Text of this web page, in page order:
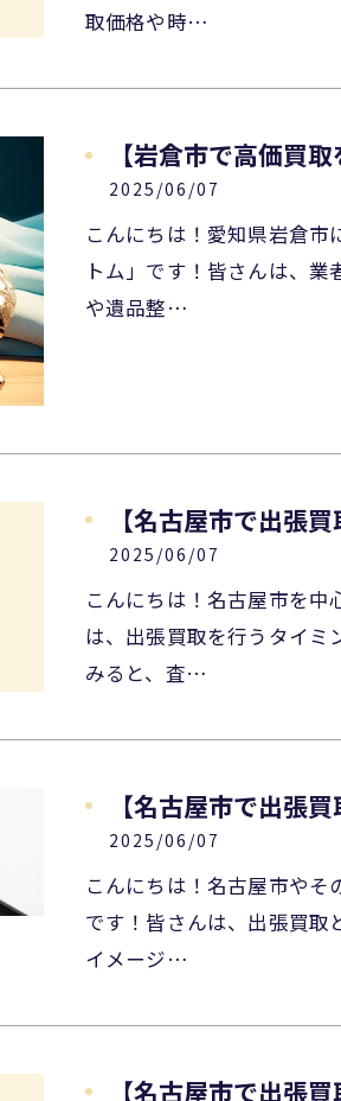
取価格や時…
【岩倉市で高価買
2025/06/07
こんにちは！愛知県岩倉
トム」です！皆さんは、
や遺品整…
【名古屋市で出張
2025/06/07
こんにちは！名古屋市を
は、出張買取を行うタイミ
みると、査…
【名古屋市で出張
2025/06/07
こんにちは！名古屋市やそ
です！皆さんは、出張買取
イメージ…
【名古屋市で出張